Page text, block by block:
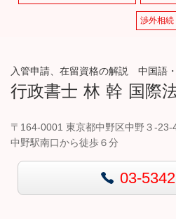
渉外相続
入管申請、在留資格の解説 中国語
行政書士 林 幹 国際
〒164-0001 東京都中野区中野３-
中野駅南口から徒歩６分
03-